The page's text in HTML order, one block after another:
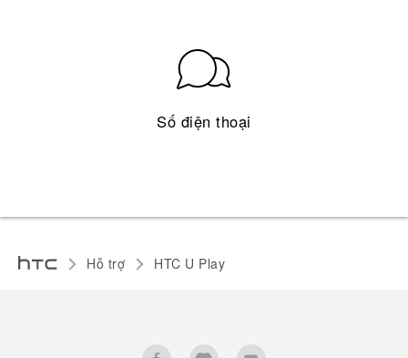
Số điện thoại
Hỗ trợ HTC U Play‎